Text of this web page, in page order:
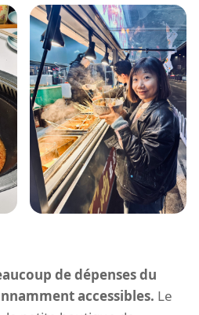
de dépenses du
accessibles. Le